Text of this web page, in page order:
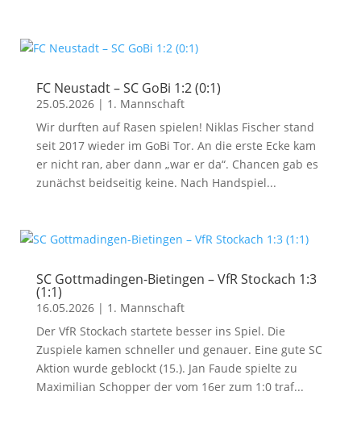
FC Neustadt – SC GoBi 1:2 (0:1)
25.05.2026| 1. Mannschaft
Wir durften auf Rasen spielen! Niklas Fischer stand
seit 2017 wieder im GoBi Tor. An die erste Ecke kam
er nicht ran, aber dann „war er da“. Chancen gab es
zunächst beidseitig keine. Nach Handspiel...
SC Gottmadingen-Bietingen – VfR Stockach 1:3
(1:1)
16.05.2026| 1. Mannschaft
Der VfR Stockach startete besser ins Spiel. Die
Zuspiele kamen schneller und genauer. Eine gute SC
Aktion wurde geblockt (15.). Jan Faude spielte zu
Maximilian Schopper der vom 16er zum 1:0 traf...